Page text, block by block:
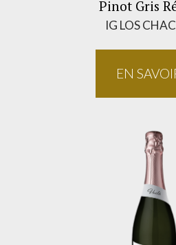
Pinot Gris
IG LOS
EN